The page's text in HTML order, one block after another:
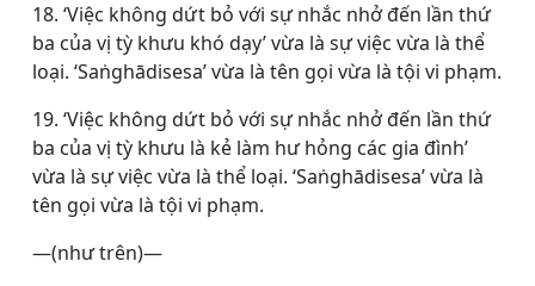
18. ‘Việc không dứt bỏ với sự nhắc nhở đến lần thứ
ba của vị tỳ khưu khó dạy’ vừa là sự việc vừa là thể
loại. ‘Saṅghādisesa’ vừa là tên gọi vừa là tội vi phạm.
19. ‘Việc không dứt bỏ với sự nhắc nhở đến lần thứ
ba của vị tỳ khưu là kẻ làm hư hỏng các gia đình’
vừa là sự việc vừa là thể loại. ‘Saṅghādisesa’ vừa là
tên gọi vừa là tội vi phạm.
―(như trên)―